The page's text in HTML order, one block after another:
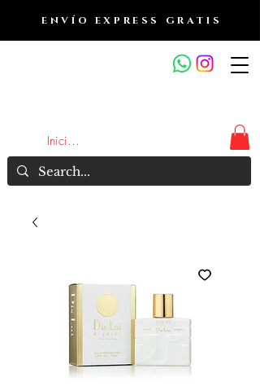
OUTLET DE FRAGANCIAS
Iniciar sesión
ENVÍO EXPRESS GRATIS